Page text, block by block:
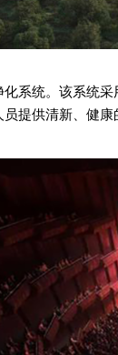
系统。该系统
员提供清新、健康